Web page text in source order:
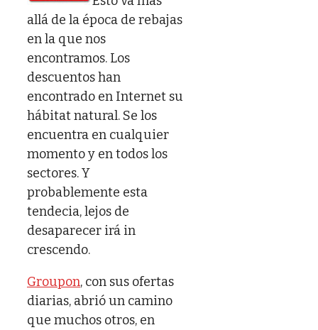
allá de la época de rebajas
en la que nos
encontramos. Los
descuentos han
encontrado en Internet su
hábitat natural. Se los
encuentra en cualquier
momento y en todos los
sectores. Y
probablemente esta
tendecia, lejos de
desaparecer irá in
crescendo.
Groupon, con sus ofertas
diarias, abrió un camino
que muchos otros, en